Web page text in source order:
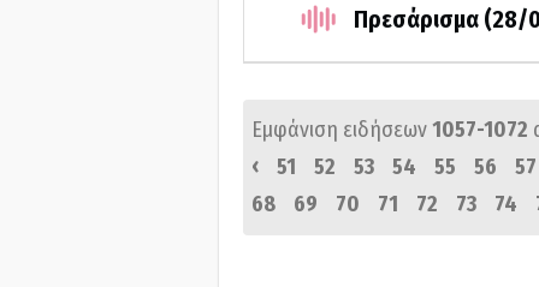
Πρεσάρισμα (28/
Εμφάνιση ειδήσεων1057-1072
‹
51 52 53 54 55 56
57
68
69 70 71 72 73 74